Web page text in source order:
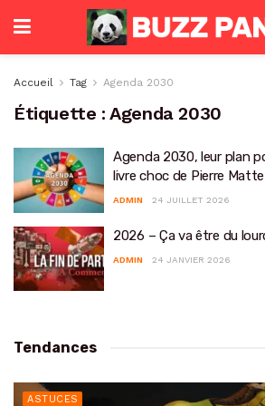
Accueil Tag Agenda 2030
Étiquette :Agenda 2030
Agenda 2030, leur plan
livre choc de Pierre
ADMIN 24 JUILLET 2026
2026 – Ça va être du
ADMIN 24 JANVIER 2026
Tendances
ASTUCES